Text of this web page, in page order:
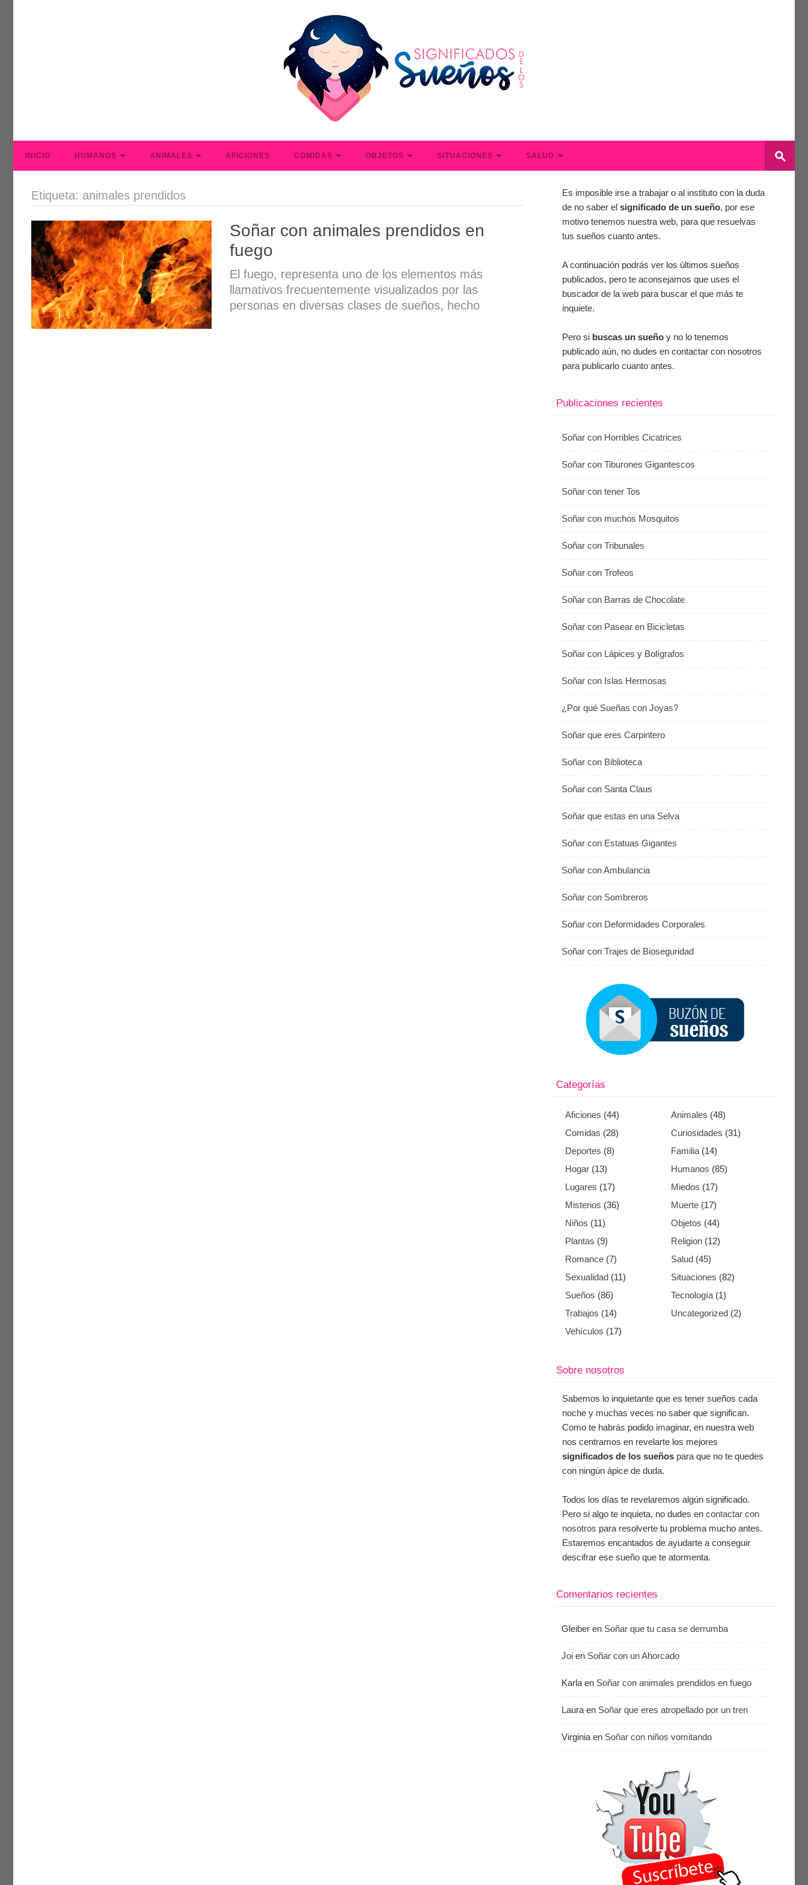
INICIO HUMANOS ANIMALES AFICIONES COMIDAS OBJETOS SITUACIONES SALUD
Etiqueta: animales prendidos
Soñar con animales prendidos en
fuego
El fuego, representa uno de los elementos más
llamativos frecuentemente visualizados por las
personas en diversas clases de sueños, hecho
Es imposible irse a trabajar o al instituto con la duda
de no saber el significado de un sueño, por ese
motivo tenemos nuestra web, para que resuelvas
tus sueños cuanto antes.
A continuación podrás ver los últimos sueños
publicados, pero te aconsejamos que uses el
buscador de la web para buscar el que más te
inquiete.
Pero si buscas un sueño y no lo tenemos
publicado aún, no dudes en contactar con nosotros
para publicarlo cuanto antes.
Publicaciones recientes
Soñar con Horribles Cicatrices
Soñar con Tiburones Gigantescos
Soñar con tener Tos
Soñar con muchos Mosquitos
Soñar con Tribunales
Soñar con Trofeos
Soñar con Barras de Chocolate
Soñar con Pasear en Bicicletas
Soñar con Lápices y Bolígrafos
Soñar con Islas Hermosas
¿Por qué Sueñas con Joyas?
Soñar que eres Carpintero
Soñar con Biblioteca
Soñar con Santa Claus
Soñar que estas en una Selva
Soñar con Estatuas Gigantes
Soñar con Ambulancia
Soñar con Sombreros
Soñar con Deformidades Corporales
Soñar con Trajes de Bioseguridad
Categorías
Aficiones (44) Animales (48)
Comidas (28) Curiosidades (31)
Deportes (8) Familia (14)
Hogar (13) Humanos (85)
Lugares (17) Miedos (17)
Misterios (36) Muerte (17)
Niños (11) Objetos (44)
Plantas (9) Religion (12)
Romance (7) Salud (45)
Sexualidad (11) Situaciones (82)
Sueños (86) Tecnología (1)
Trabajos (14) Uncategorized (2)
Vehículos (17)
Sobre nosotros
Sabemos lo inquietante que es tener sueños cada
noche y muchas veces no saber que significan.
Como te habrás podido imaginar, en nuestra web
nos centramos en revelarte los mejores
significados de los sueños para que no te quedes
con ningún ápice de duda.
Todos los días te revelaremos algún significado.
Pero si algo te inquieta, no dudes en contactar con
nosotros para resolverte tu problema mucho antes.
Estaremos encantados de ayudarte a conseguir
descifrar ese sueño que te atormenta.
Comentarios recientes
Gleiber en Soñar que tu casa se derrumba
Joi en Soñar con un Ahorcado
Karla en Soñar con animales prendidos en fuego
Laura en Soñar que eres atropellado por un tren
Virginia en Soñar con niños vomitando